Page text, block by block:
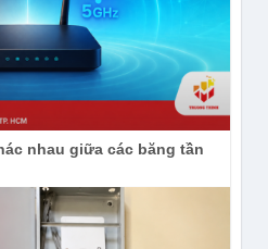
nhau giữa các băng tần